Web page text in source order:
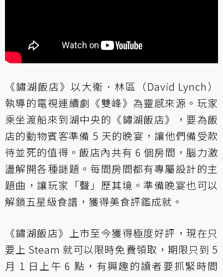
《鏽湖飯店》以大衛．林區（David Lynch）
執導的電視連續劇《雙峰》為靈感來源。玩家
乘坐渡船來到湖中央的《鏽湖飯店》，要為飯
店的動物賓客準備 5 天的晚宴，讓他們備受款
待並死的值得。飯店內共有 6 個房間，腦力激
盪解開各種謎題。每間房間都有專屬設計的主
題曲，讓玩家「聲」歷其境。準備晚宴也可以
解鎖五星級食譜，獲得美食評鑑成就。
《鏽湖飯店》上市至今獲得極度好評，現在只
要上 Steam 就可以限時免費領取，期限只到 5
月 1 日上午 6 點，有興趣的讀者要抓緊時間